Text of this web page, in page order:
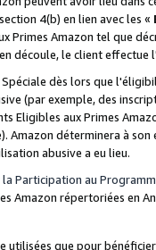
4(b) en lien avec les «
Primes Amazon tel que
découle, le client
dès lors que
(par exemple, des
Eligibles aux Primes
Amazon déterminera à
abusive a eu lieu.
Participation au
Amazon répertoriées en
utilisées que pour